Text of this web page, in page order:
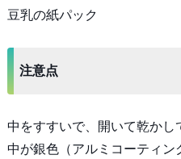
豆乳の紙パック
注意点
中をすすいで、開いて乾かし
中が銀色（アルミコーティン